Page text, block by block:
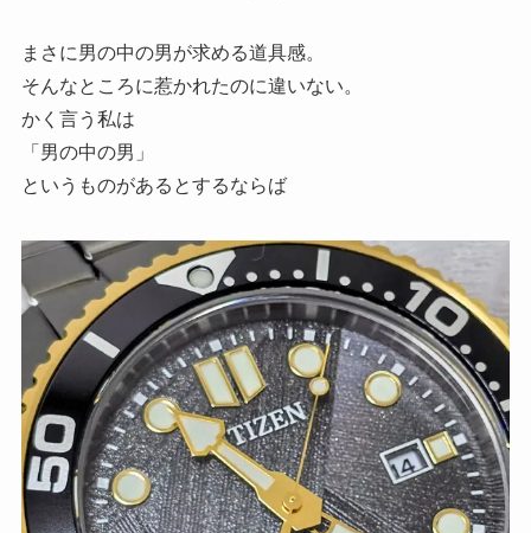
まさに男の中の男が求める道具感。
そんなところに惹かれたのに違いない。
かく言う私は
「男の中の男」
というものがあるとするならば